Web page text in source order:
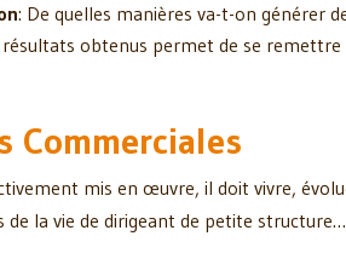
: De quelles manières va-t-on générer
obtenus permet de se remettre
Commerciales
mis en œuvre, il doit vivre,
la vie de dirigeant de petite structure…